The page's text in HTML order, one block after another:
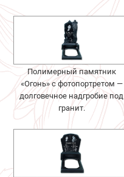
Полимерный памятник
«Огонь» с фотопортретом —
долговечное надгробие под
гранит.